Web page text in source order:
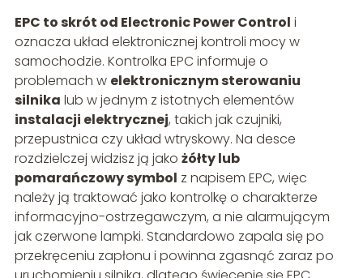
EPC to skrót od Electronic Power Control i
oznacza układ elektronicznej kontroli mocy w
samochodzie. Kontrolka EPC informuje o
problemach w elektronicznym sterowaniu
silnika lub w jednym z istotnych elementów
instalacji elektrycznej, takich jak czujniki,
przepustnica czy układ wtryskowy. Na desce
rozdzielczej widzisz ją jako żółty lub
pomarańczowy symbol z napisem EPC, więc
należy ją traktować jako kontrolkę o charakterze
informacyjno-ostrzegawczym, a nie alarmującym
jak czerwone lampki. Standardowo zapala się po
przekręceniu zapłonu i powinna zgasnąć zaraz po